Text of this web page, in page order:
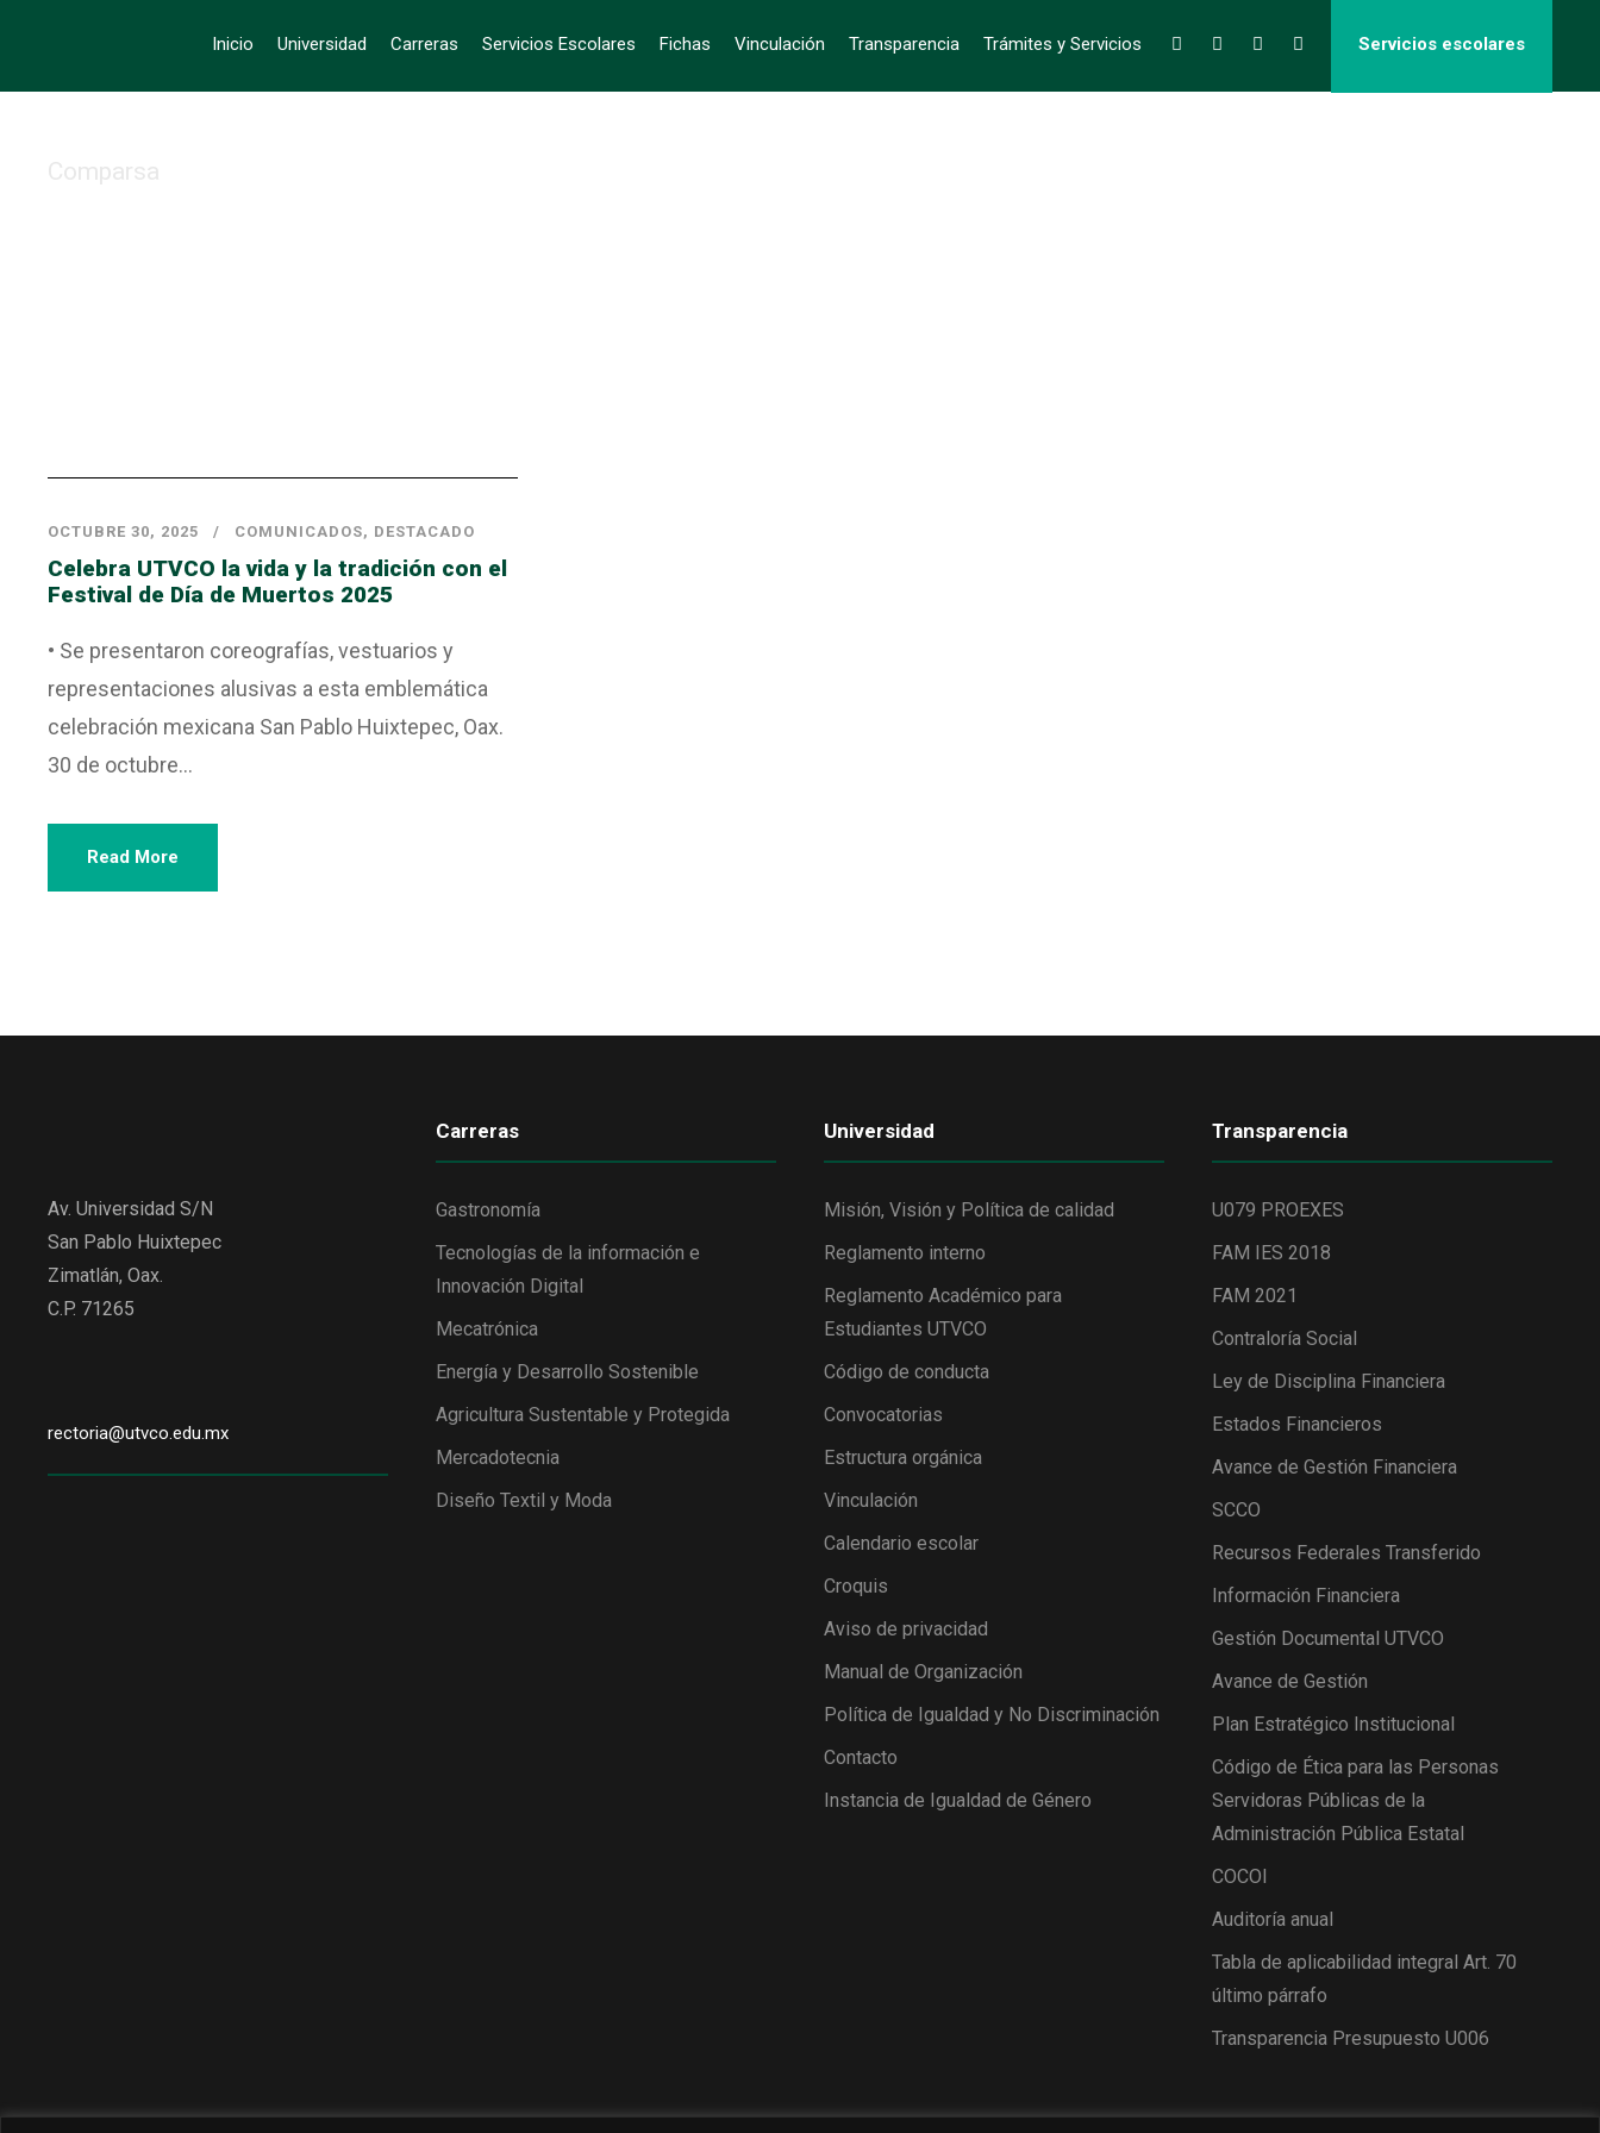
Inicio Universidad Carreras Servicios Escolares Fichas Vinculación Transparencia Trámites y Servicios Servicios escolares
OCTUBRE 30, 2025 COMUNICADOS, DESTACADO
Celebra UTVCO la vida y la tradición con el
Festival de Día de Muertos 2025
• Se presentaron coreografías, vestuarios y
representaciones alusivas a esta emblemática
celebración mexicana San Pablo Huixtepec, Oax.
30 de octubre...
Read More
Av. Universidad S/N
San Pablo Huixtepec
Zimatlán, Oax.
C.P. 71265
rectoria@utvco.edu.mx
Carreras
Gastronomía
Tecnologías de la información e
Innovación Digital
Mecatrónica
Energía y Desarrollo Sostenible
Agricultura Sustentable y Protegida
Mercadotecnia
Diseño Textil y Moda
Universidad
Misión, Visión y Política de calidad
Reglamento interno
Reglamento Académico para
Estudiantes UTVCO
Código de conducta
Convocatorias
Estructura orgánica
Vinculación
Calendario escolar
Croquis
Aviso de privacidad
Manual de Organización
Política de Igualdad y No Discriminación
Contacto
Instancia de Igualdad de Género
Transparencia
U079 PROEXES
FAM IES 2018
FAM 2021
Contraloría Social
Ley de Disciplina Financiera
Estados Financieros
Avance de Gestión Financiera
SCCO
Recursos Federales Transferido
Información Financiera
Gestión Documental UTVCO
Avance de Gestión
Plan Estratégico Institucional
Código de Ética para las Personas
Servidoras Públicas de la
Administración Pública Estatal
COCOI
Auditoría anual
Tabla de aplicabilidad integral Art. 70
último párrafo
Transparencia Presupuesto U006